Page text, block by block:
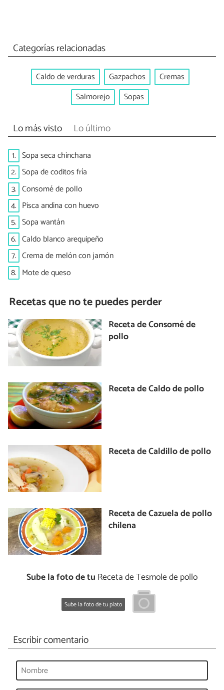
Categorías relacionadas
Caldo de verduras Gazpachos
Cremas
Salmorejo
Sopas
Lo más visto Lo último
1. Sopa seca chinchana
2. Sopa de coditos fría
3. Consomé de pollo
4. Pisca andina con huevo
5. Sopa wantán
6. Caldo blanco arequipeño
7. Crema de melón con jamón
8. Mote de queso
Recetas que no te puedes perder
Receta de Consomé de
pollo
Receta de Caldo de pollo
Receta de Caldillo de pollo
Receta de Cazuela de pollo
chilena
Sube la foto de tu Receta de Tesmole de pollo
Sube la foto de tu plato
Escribir comentario